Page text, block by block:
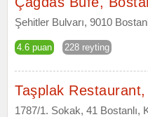
Şehitler Bulvarı, 9010
4.6 puan 228 reyting
Taşplak Restaurant,
1787/1. Sokak, 41 Bostanlı,